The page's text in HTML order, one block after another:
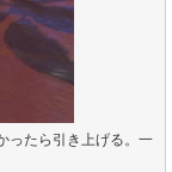
ったら引き上げる。一